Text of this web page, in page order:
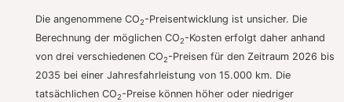
Die angenommene CO2-Preisentwicklung ist unsicher. Die
Berechnung der möglichen CO2-Kosten erfolgt daher anhand
von drei verschiedenen CO2-Preisen für den Zeitraum 2026 bis
2035 bei einer Jahresfahrleistung von 15.000 km. Die
tatsächlichen CO2-Preise können höher oder niedriger